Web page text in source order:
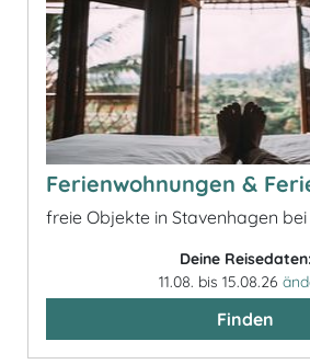
Ferienwohnungen &
freie Objekte in Stavenhagen
Deine Reisedaten:
11.08. bis 15.08.26
Finden